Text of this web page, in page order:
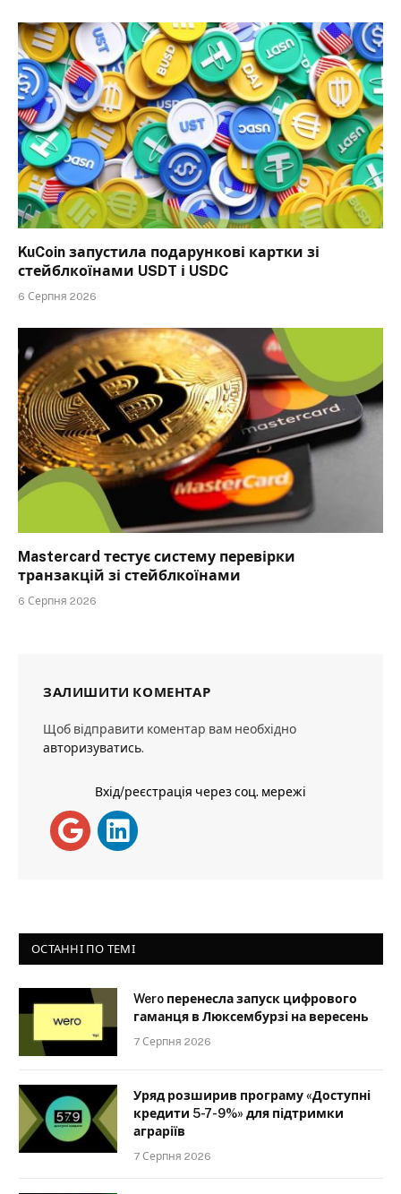
KuCoin запустила подарункові картки зі
стейблкоїнами USDT і USDC
6 Серпня 2026
Mastercard тестує систему перевірки
транзакцій зі стейблкоїнами
6 Серпня 2026
ЗАЛИШИТИ КОМЕНТАР
Щоб відправити коментар вам необхідно
авторизуватись.
Вхід/реєстрація через соц. мережі
ОСТАННІ ПО ТЕМІ
Wero перенесла запуск цифрового
гаманця в Люксембурзі на вересень
7 Серпня 2026
Уряд розширив програму «Доступні
кредити 5-7-9%» для підтримки
аграріїв
7 Серпня 2026